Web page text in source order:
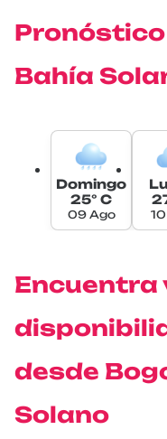
Bahía
Domingo
25° C
09 Ago
Encuentra
desde
Solano